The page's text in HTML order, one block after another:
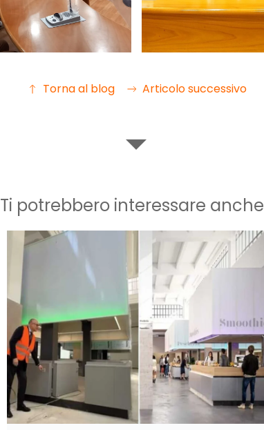
Torna al blog Articolo successivo
Ti potrebbero interessare